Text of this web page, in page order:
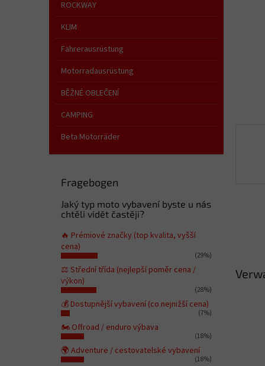
ROCKWAY
KLIM
Fahrerausrüstung
Motorradausrüstung
BĚŽNÉ OBLEČENÍ
CAMPING
Beta Motorräder
Fragebogen
Jaký typ moto vybavení byste u nás
chtěli vidět častěji?
🔥 Prémiové značky (top kvalita, vyšší
cena)
(29%)
⚖️ Střední třída (nejlepší poměr cena /
výkon)
(28%)
💰 Dostupnější vybavení (co nejnižší cena)
(7%)
🏍️ Offroad / enduro výbava
(18%)
🌍 Adventure / cestovatelské vybavení
(18%)